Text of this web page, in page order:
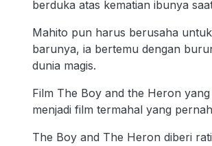
berduka atas kematian ibunya
Mahito pun harus berusaha
barunya, ia bertemu dengan
dunia magis.
Film The Boy and the Heron
menjadi film termahal yang
The Boy and The Heron diberi